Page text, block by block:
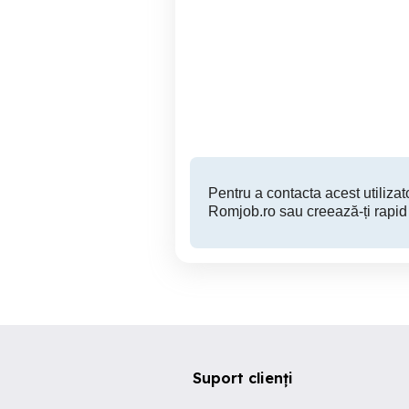
Pentru a contacta acest
Romjob.ro sau creează-ți
Suport clienți